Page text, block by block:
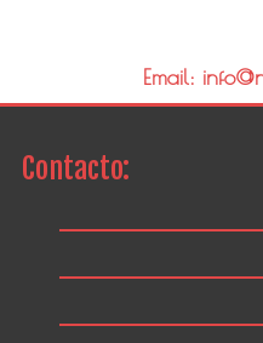
Email:
Contacto: